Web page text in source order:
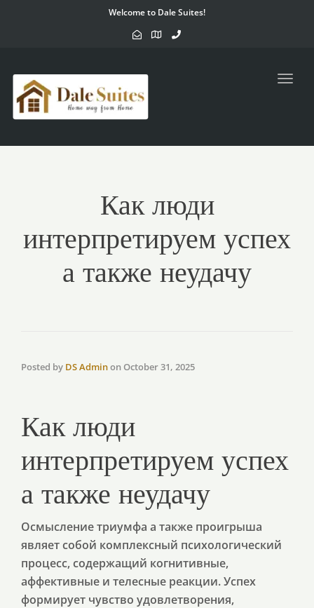
Welcome to Dale Suites!
Как люди
интерпретируем успех
а также неудачу
Posted by DS Adminon October 31, 2025
Как люди
интерпретируем успех
а также неудачу
Осмысление триумфа а также проигрыша
являет собой комплексный психологический
процесс, содержащий когнитивные,
аффективные и телесные реакции. Успех
формирует чувство удовлетворения,